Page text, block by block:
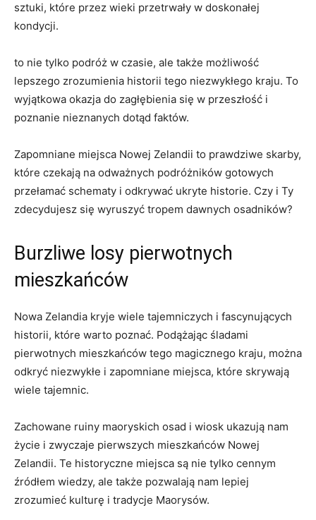
⁤sztuki, które ⁢przez wieki przetrwały ​w doskonałej
kondycji.
to nie tylko podróż w czasie, ale także możliwość
lepszego ​zrozumienia historii⁣ tego‍ niezwykłego kraju. To
wyjątkowa okazja do zagłębienia się w przeszłość‍ i
poznanie nieznanych dotąd faktów.
Zapomniane miejsca​ Nowej‍ Zelandii to prawdziwe skarby,
które⁢ czekają na odważnych podróżników gotowych
przełamać schematy i ​odkrywać⁢ ukryte historie.⁤ Czy i Ty
zdecydujesz się wyruszyć tropem dawnych​ osadników?
Burzliwe losy pierwotnych
mieszkańców
Nowa Zelandia kryje wiele tajemniczych i fascynujących
historii, które warto poznać. Podążając⁣ śladami
pierwotnych mieszkańców tego magicznego kraju, można
odkryć niezwykłe i zapomniane miejsca, które skrywają
wiele tajemnic.
Zachowane ruiny maoryskich osad⁤ i wiosk ukazują nam
życie ⁣i zwyczaje pierwszych mieszkańców Nowej
Zelandii. Te historyczne⁢ miejsca są nie tylko ⁤cennym
⁢źródłem wiedzy, ⁤ale⁤ także pozwalają nam lepiej
zrozumieć kulturę i tradycje Maorysów.